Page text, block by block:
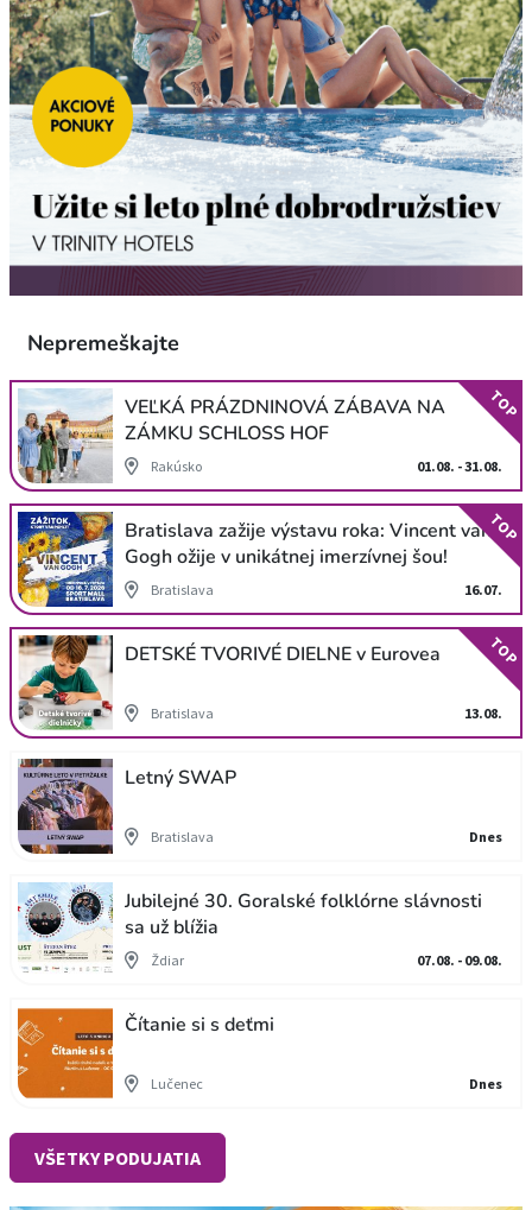
Nepremeškajte
VEĽKÁ PRÁZDNINOVÁ ZÁBAVA NA
ZÁMKU SCHLOSS HOF
Rakúsko 01.08. - 31.08.
TOP
Bratislava zažije výstavu roka: Vincent van
Gogh ožije v unikátnej imerzívnej šou!
Bratislava 16.07.
TOP
DETSKÉ TVORIVÉ DIELNE v Eurovea
Bratislava 13.08.
TOP
Letný SWAP
Bratislava Dnes
Jubilejné 30. Goralské folklórne slávnosti
sa už blížia
Ždiar 07.08. - 09.08.
Čítanie si s deťmi
Lučenec Dnes
VŠETKY PODUJATIA